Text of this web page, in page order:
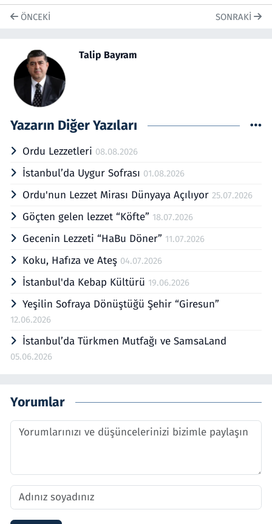
ÖNCEKI SONRAKI
Talip Bayram
Yazarın Diğer Yazıları
Ordu Lezzetleri 08.08.2026
İstanbul’da Uygur Sofrası 01.08.2026
Ordu'nun Lezzet Mirası Dünyaya Açılıyor 25.07.2026
Göçten gelen lezzet “Köfte” 18.07.2026
Gecenin Lezzeti “HaBu Döner” 11.07.2026
Koku, Hafıza ve Ateş 04.07.2026
İstanbul'da Kebap Kültürü 19.06.2026
Yeşilin Sofraya Dönüştüğü Şehir “Giresun”
12.06.2026
İstanbul’da Türkmen Mutfağı ve SamsaLand
05.06.2026
Yorumlar